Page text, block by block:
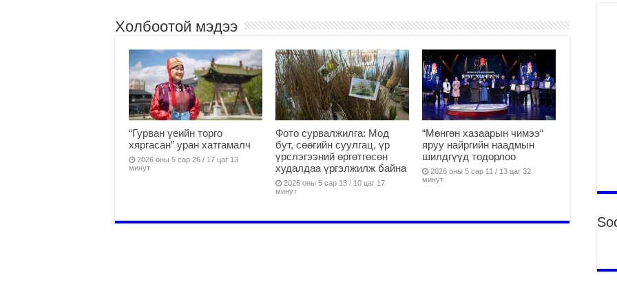
Холбоотой мэдээ
“Гурван үеийн торго
хяргасан” уран хатгамалч
2026 оны 5 сар 26 / 17 цаг 13
минут
Фото сурвалжилга: Мод
бут, сөөгийн суулгац, үр
үрслэгээний өргөтгөсөн
худалдаа үргэлжилж байна
2026 оны 5 сар 13 / 10 цаг 17
минут
“Мөнгөн хазаарын чимээ“
яруу найргийн наадмын
шилдгүүд тодорлоо
2026 оны 5 сар 11 / 13 цаг 32
минут